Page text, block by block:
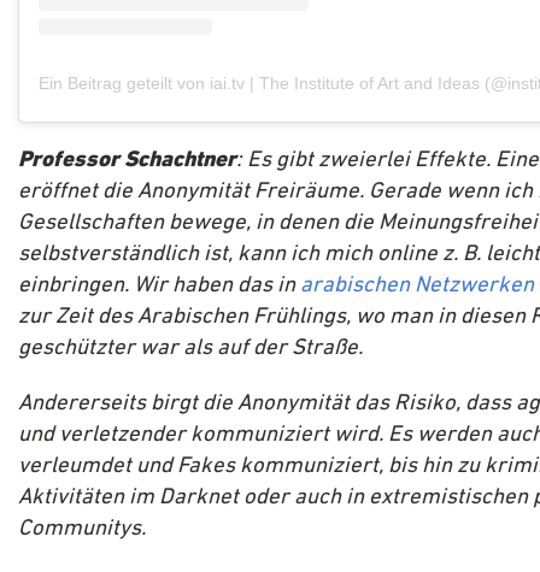
Professor Schachtner: Es gibt zweierlei Effekte.
eröffnet die Anonymität Freiräume. Gerade wenn ich
Gesellschaften bewege, in denen die
selbstverständlich ist, kann ich mich online z. B.
einbringen. Wir haben das in arabischen Netzwerken
zur Zeit des Arabischen Frühlings, wo man in diesen
geschützter war als auf der Straße.
Andererseits birgt die Anonymität das Risiko, dass
und verletzender kommuniziert wird. Es werden
verleumdet und Fakes kommuniziert, bis hin zu
Aktivitäten im Darknet oder auch in extremistischen
Communitys.